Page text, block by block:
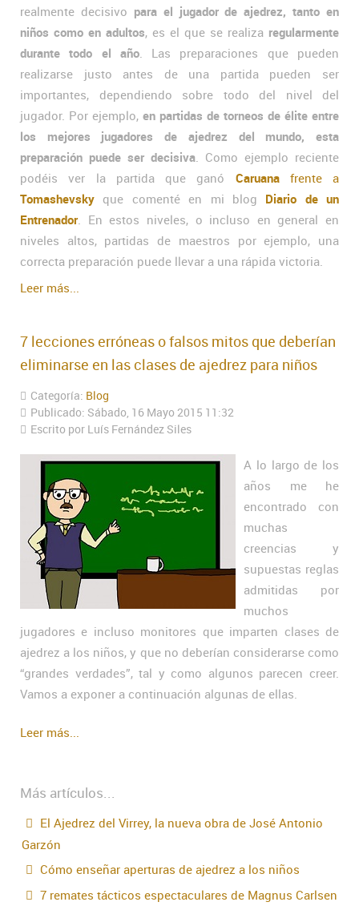
realmente decisivo para el jugador de ajedrez, tanto en
niños como en adultos, es el que se realiza regularmente
durante todo el año. Las preparaciones que pueden
realizarse justo antes de una partida pueden ser
importantes, dependiendo sobre todo del nivel del
jugador. Por ejemplo, en partidas de torneos de élite entre
los mejores jugadores de ajedrez del mundo, esta
preparación puede ser decisiva . Como ejemplo reciente
podéis ver la partida que ganó Caruanafrente a
Tomashevsky que comenté en mi blog Diario de un
Entrenador. En estos niveles, o incluso en general en
niveles altos, partidas de maestros por ejemplo, una
correcta preparación puede llevar a una rápida victoria.
Leer más...
7 lecciones erróneas o falsos mitos que deberían
eliminarse en las clases de ajedrez para niños
Categoría: Blog
Publicado: Sábado, 16 Mayo 2015 11:32
Escrito por Luís Fernández Siles
A lo largo de los
años me he
encontrado con
muchas
creencias y
supuestas reglas
admitidas por
muchos
jugadores e incluso monitores que imparten clases de
ajedrez a los niños, y que no deberían considerarse como
“grandes verdades”, tal y como algunos parecen creer.
Vamos a exponer a continuación algunas de ellas.
Leer más...
Más artículos...
El Ajedrez del Virrey, la nueva obra de José Antonio
Garzón
Cómo enseñar aperturas de ajedrez a los niños
7 remates tácticos espectaculares de Magnus Carlsen